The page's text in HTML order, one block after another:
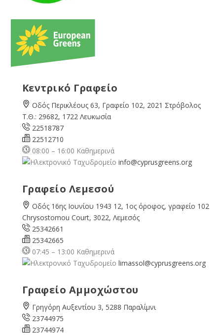
Κεντρικό Γραφείο
Οδός Περικλέους 63, Γραφείο 102, 2021 Στρόβολος
Τ.Θ.: 29682, 1722 Λευκωσία
22518787
22512710
08:00 – 16:00 Καθημερινά
info@cyprusgreens.org
Γραφείο Λεμεσού
Οδός 16ης Ιουνίου 1943 12, 1ος όροφος, γραφείο 102
Chrysostomou Court, 3022, Λεμεσός
25342661
25342665
07:45 – 13:00 Καθημερινά
limassol@cyprusgreens.org
Γραφείο Αμμοχώστου
Γρηγόρη Αυξεντίου 3, 5288 Παραλίμνι
23744975
23744974